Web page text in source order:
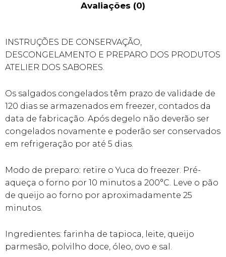
Avaliações (0)
INSTRUÇÕES DE CONSERVAÇÃO,
DESCONGELAMENTO E PREPARO DOS PRODUTOS
ATELIER DOS SABORES.
Os salgados congelados têm prazo de validade de
120 dias se armazenados em freezer, contados da
data de fabricação. Após degelo não deverão ser
congelados novamente e poderão ser conservados
em refrigeração por até 5 dias.
Modo de preparo: retire o Yuca do freezer. Pré-
aqueça o forno por 10 minutos a 200°C. Leve o pão
de queijo ao forno por aproximadamente 25
minutos.
Ingredientes: farinha de tapioca, leite, queijo
parmesão, polvilho doce, óleo, ovo e sal.